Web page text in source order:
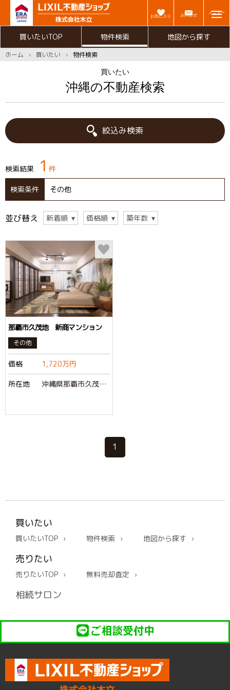
お気に入り お問合せ
メニュー
買いたいTOP 物件検索 地図から探す
ホーム 買いたい 物件検索
買いたい
沖縄の不動産検索
絞込み検索
検索結果 1 件
検索条件 その他
並び替え 新着順 価格順 築年数
那覇市久茂地 新商マンション
その他
価格 1,720万円
所在地 沖縄県那覇市久茂地2丁目
1
買いたい
買いたいTOP 物件検索 地図から探す
売りたい
売りたいTOP 無料売却査定
相続サロン